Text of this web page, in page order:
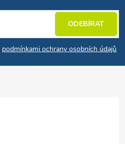
podmínkami ochrany osobních údajů
ODEBÍRAT